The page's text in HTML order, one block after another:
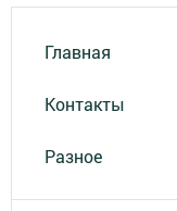
Главная
Контакты
Разное